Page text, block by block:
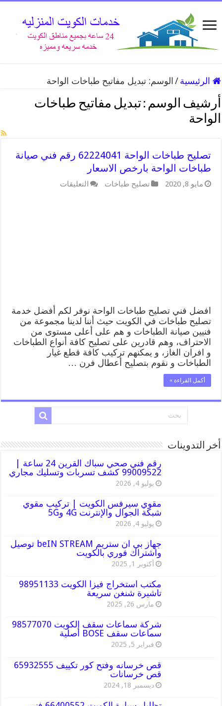
الرئيسية / الوسم:تبديل مفاتيح طباخات الواحة
أرشيف الوسم :تبديل مفاتيح طباخات
الواحة
تصليح طباخات الواحة 62224041 رقم فني صيانة
طباخات الواحة بارخص الاسعار
مايو 8, 2020 تصليح طباخات التعليقات
افضل فني تصليح طباخات الواحة نوفر لكم أفضل خدمة
تصليح طباخات في الكويت حيث أننا لدينا مجموعة من
فنيين صيانة الطباخات و هم على أعلى مستوى من
الاحتراف، وهم قادرين على تصليح كافة أنواع الطباخات
و افران الغاز، و يمكنهم تركيب كافة قطع غيار
الطباخات و نقوم بتصليح أعطال فرن …
أكمل القراءة »
أخر التدوينات
رقم فني صحي سباك القرين 24 ساعة |
99009522 كشف تسربات وتسليك مجاري
يوليو 4, 2026
مقوي سيرفس الكويت | تركيب مقوي
شبكة الجوال والإنترنت 4G و5G
يوليو 4, 2026
جهاز بي ان ستريم beIN STREAM توصيل
واشتراك فوري بالكويت
أكتوبر 1, 2025
مكتب استخراج فيزا الكويت 98951133
تاشيرة شنغن سريعة
مارس 26, 2025
شركة سماعات سقف الكويت 98577070
سماعات سقف BOSE أصلية
فبراير 5, 2025
قص خرسانه وفتح كور تكييف 65932555
قص خرسانات
ديسمبر 18, 2024